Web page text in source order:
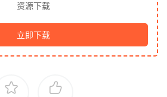
资源下载
立即下载